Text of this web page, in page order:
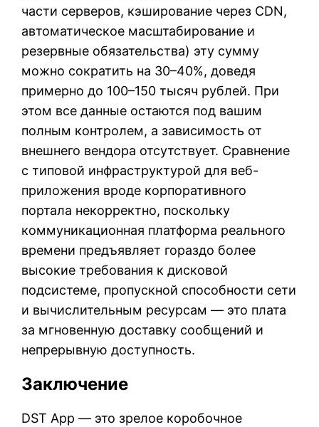
части серверов, кэширование через CDN,
автоматическое масштабирование и
резервные обязательства) эту сумму
можно сократить на 30–40%, доведя
примерно до 100–150 тысяч рублей. При
этом все данные остаются под вашим
полным контролем, а зависимость от
внешнего вендора отсутствует. Сравнение
с типовой инфраструктурой для веб-
приложения вроде корпоративного
портала некорректно, поскольку
коммуникационная платформа реального
времени предъявляет гораздо более
высокие требования к дисковой
подсистеме, пропускной способности сети
и вычислительным ресурсам — это плата
за мгновенную доставку сообщений и
непрерывную доступность.
Заключение
DST App — это зрелое коробочное